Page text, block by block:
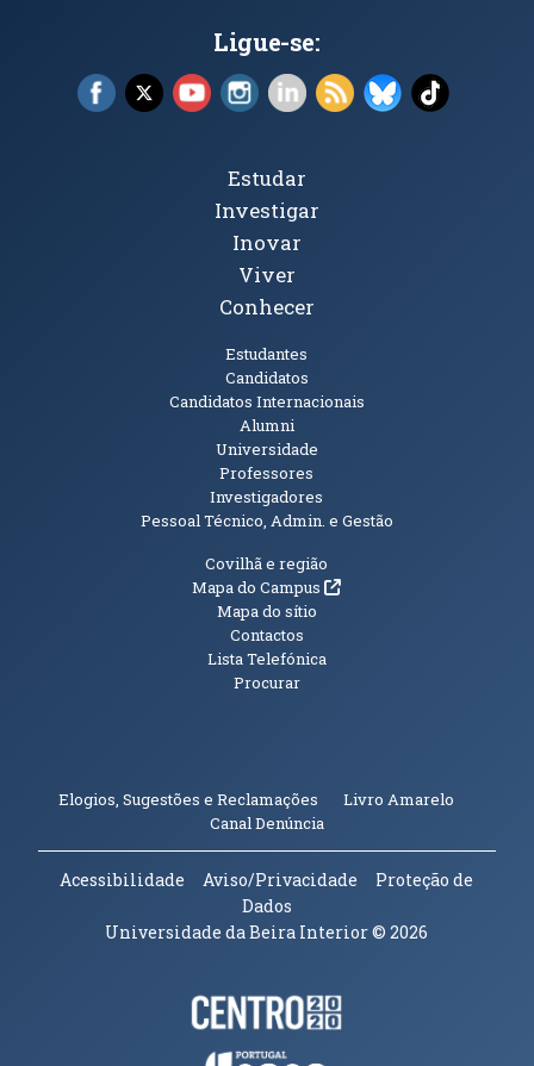
Ligue-se:
Facebook (abre em nova janela)
X (abre em nova janela)
YouTube (abre em nova janela)
Instagram (abre em nova janela)
LinkedIn (abre em nova
RSS (abre em nova
Bluesky (abre
TikTok
Tópicos Principais
Estudar
Investigar
Inovar
Viver
Conhecer
Estudantes
Candidatos
Candidatos Internacionais
Alumni
Universidade
Professores
Investigadores
Pessoal Técnico, Admin. e Gestão
Informações Adicionais
Covilhã e região
Mapa do Campus(abre em nova janela)
Mapa do sítio
Contactos
Lista Telefónica
Procurar
Elogios, Sugestões e Reclamações Livro Amarelo
Canal Denúncia(abre em nova janela)
Acessibilidade Aviso/Privacidade
Proteção de
Dados
Universidade da Beira Interior© 2026
Parceiros e Financiadores